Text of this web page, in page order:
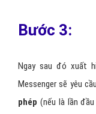
Bước 3:
Ngay sau đó xuất
Messenger sẽ yêu
phép (nếu là lần